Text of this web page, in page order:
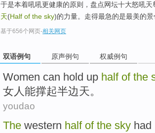
于是本着吼吼更健康的原则，盘点网坛十大怒吼
天(Half of the sky)的力量。走得最急的是最美的
基于656个网页-相关网页
双语例句 原声例句 权威例句
Women can hold up half of the
女人能撑起半边天。
youdao
The western half of the sky